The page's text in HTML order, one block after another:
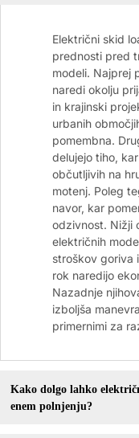
Električni skid
prednosti pred
modeli. Najprej
naredi okolju
in krajinski
urbanih
pomembna.
delujejo tiho,
občutljivih na
motenj. Poleg
navor, kar
odzivnost. Nižji
električnih
stroškov goriva
rok naredijo
Nazadnje
izboljša
primernimi za
Kako dolgo lahko
enem polnjenju?